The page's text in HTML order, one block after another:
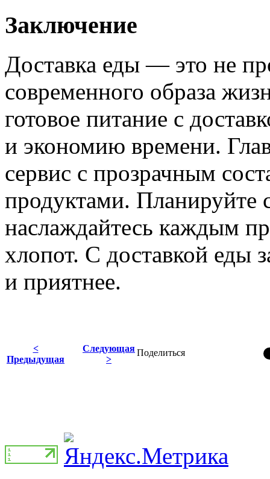
Заключение
Доставка еды — это не
современного образа
готовое питание с
и экономию времени.
сервис с прозрачным
продуктами. Планируйте
наслаждайтесь каждым
хлопот. С доставкой еды
и приятнее.
Поделиться
<
Предыдущая
Следующая
>